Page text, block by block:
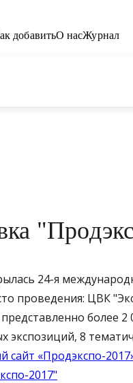
добавитьО насЖурнал
24-я
проведения: ЦВК
более 2
экспозиций, 8
сайт «Продэкспо-
2017"